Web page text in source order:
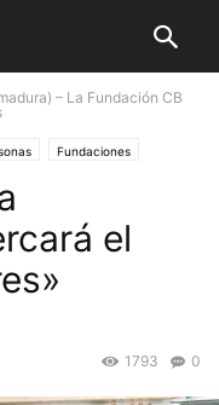
– La Fundación CB
Fundaciones
el
0
1793